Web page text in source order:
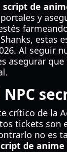
script de
y
estas
Al seguir
asegurar
crítico de la
tickets son
no es
de anime